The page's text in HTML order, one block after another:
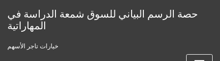
content
حصة الرسم البياني للسوق شمعة الدراسة في
المهاراتية
خيارات تاجر الأسهم